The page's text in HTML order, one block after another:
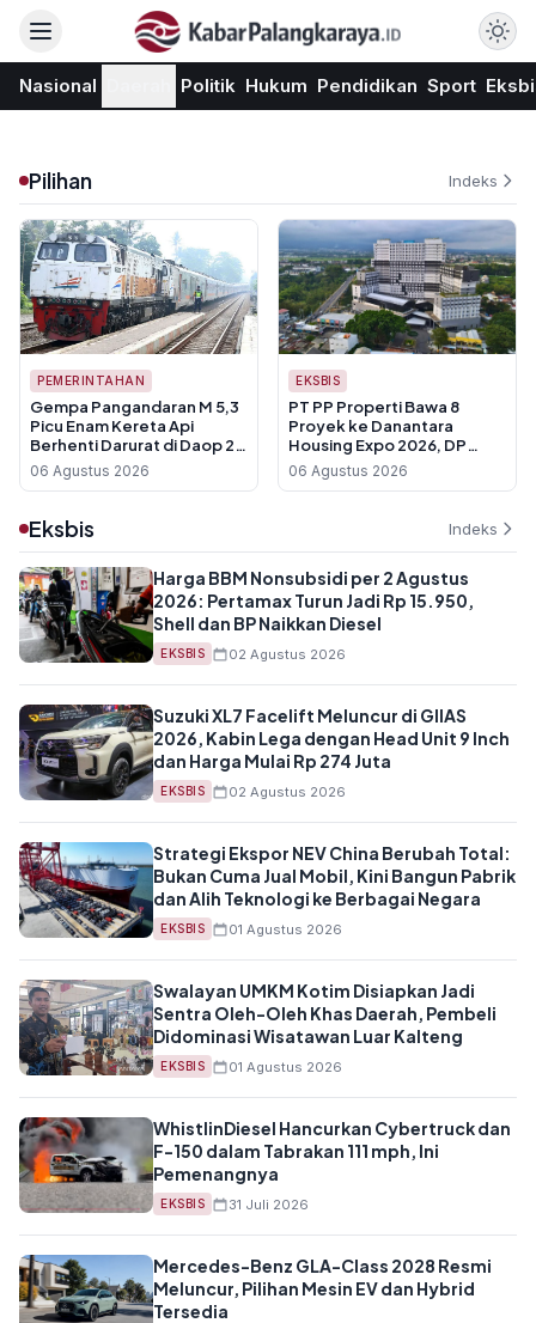
Nasional Politik Hukum Pendidikan Sport
Pilihan Indeks
PEMERINTAHAN
Gempa Pangandaran M 5,3
Picu Enam Kereta Api
Berhenti Darurat di Daop 2
Bandung
06 Agustus 2026
EKSBIS
PT PP Properti Bawa 8
Proyek ke Danantara
Housing Expo 2026, DP
Cuma 1 Persen
06 Agustus 2026
Eksbis Indeks
Harga BBM Nonsubsidi per 2 Agustus
2026: Pertamax Turun Jadi Rp 15.950,
Shell dan BP Naikkan Diesel
EKSBIS 02 Agustus 2026
Suzuki XL7 Facelift Meluncur di GIIAS
2026, Kabin Lega dengan Head Unit 9 Inch
dan Harga Mulai Rp 274 Juta
EKSBIS 02 Agustus 2026
Strategi Ekspor NEV China Berubah Total:
Bukan Cuma Jual Mobil, Kini Bangun Pabrik
dan Alih Teknologi ke Berbagai Negara
EKSBIS 01 Agustus 2026
Swalayan UMKM Kotim Disiapkan Jadi
Sentra Oleh-Oleh Khas Daerah, Pembeli
Didominasi Wisatawan Luar Kalteng
EKSBIS 01 Agustus 2026
WhistlinDiesel Hancurkan Cybertruck dan
F-150 dalam Tabrakan 111 mph, Ini
Pemenangnya
EKSBIS 31 Juli 2026
Mercedes-Benz GLA-Class 2028 Resmi
Meluncur, Pilihan Mesin EV dan Hybrid
Tersedia